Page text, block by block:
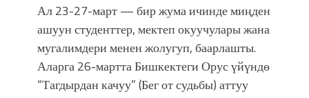
Ал 23-27-март — бир жума ичинде миңден
ашуун студенттер, мектеп окуучулары жана
мугалимдери менен жолугуп, баарлашты.
Аларга 26-мартта Бишкектеги Орус үйүндө
“Тагдырдан качуу” (Бег от судьбы) аттуу